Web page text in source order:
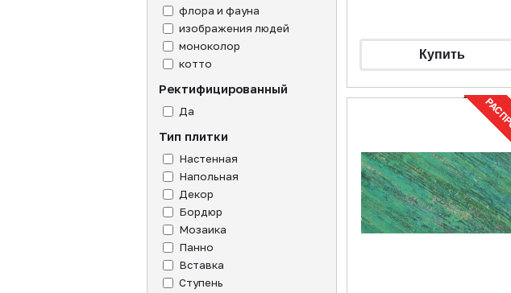
флора и фауна
изображения людей
моноколор
котто
Ректифицированный
Да
Тип плитки
Настенная
Напольная
Декор
Бордюр
Мозаика
Панно
Вставка
Ступень